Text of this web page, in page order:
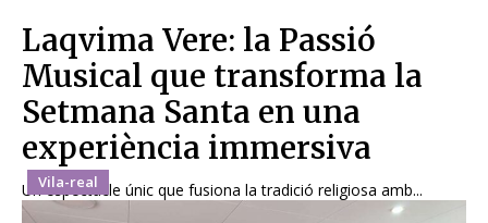
Vila-real
Laqvima Vere: la Passió
Musical que transforma la
Setmana Santa en una
experiència immersiva
Un espectacle únic que fusiona la tradició religiosa amb...